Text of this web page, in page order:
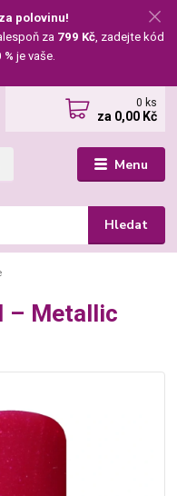
polovinu!
za 799 Kč, zadejte kód
% je vaše.
Menu
Hledat
0 ks
za 0,00 Kč
– Metallic